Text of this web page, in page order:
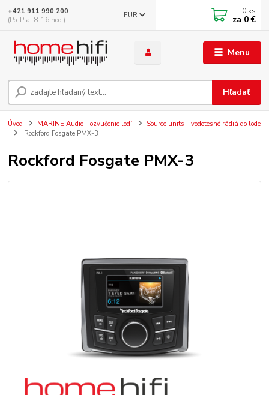
Menu
EUR
Hľadať
+421 911 990 200
(Po-Pia, 8-16 hod.)
0 ks
za 0 €
Úvod MARINE Audio - ozvučenie lodí
Source units - vodotesné rádiá do lode
Rockford Fosgate PMX-3
Rockford Fosgate PMX-3